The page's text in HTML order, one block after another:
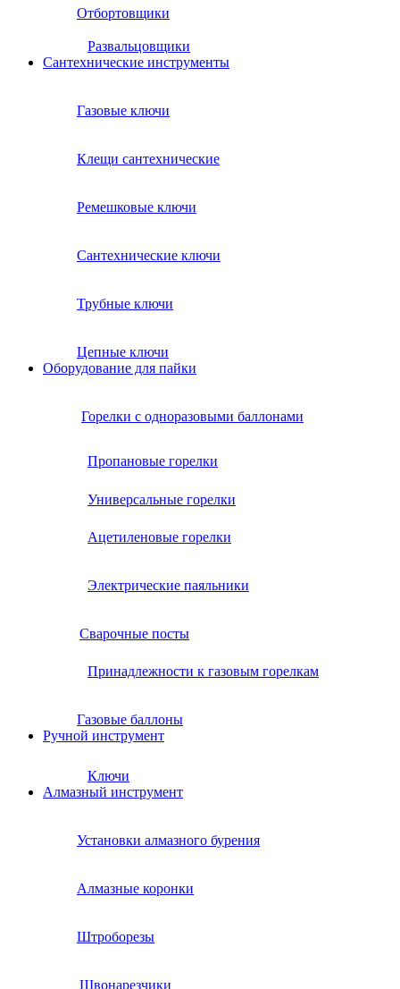
Отбортовщики
Развальцовщики
Сантехнические инcтрументы
Газовые ключи
Клещи сантехнические
Ремешковые ключи
Сантехнические ключи
Трубные ключи
Цепные ключи
Оборудование для пайки
Горелки с одноразовыми баллонами
Пропановые горелки
Универсальные горелки
Ацетиленовые горелки
Электрические паяльники
Сварочные посты
Принадлежности к газовым горелкам
Газовые баллоны
Ручной инструмент
Ключи
Алмазный инструмент
Установки алмазного бурения
Алмазные коронки
Штроборезы
Швонарезчики